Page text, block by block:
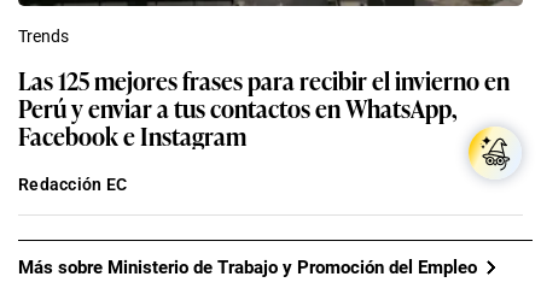
Trends
Las 125 mejores frases para recibir el invierno en
Perú y enviar a tus contactos en WhatsApp,
Facebook e Instagram
Redacción EC
Más sobre Ministerio de Trabajo y Promoción del Empleo